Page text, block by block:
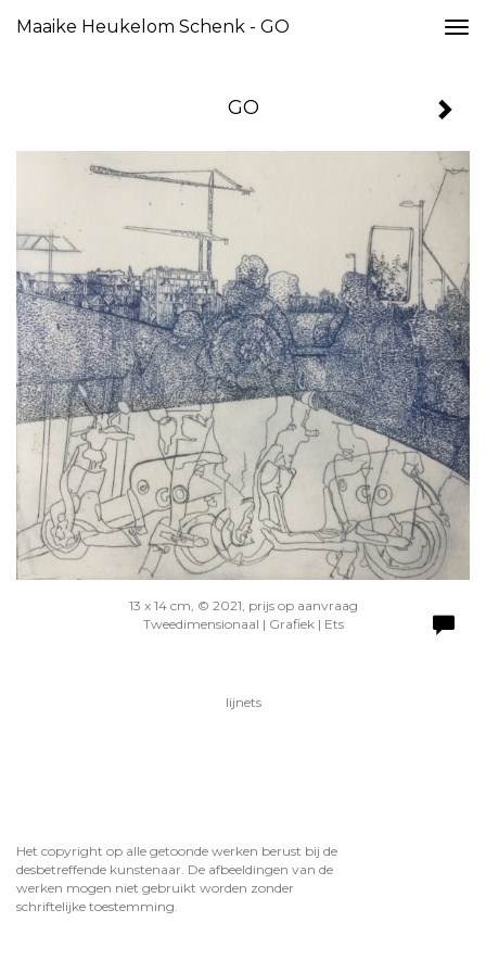
Maaike Heukelom Schenk - GO
GO
13 x 14 cm, © 2021, prijs op aanvraag
Tweedimensionaal | Grafiek | Ets
lijnets
Het copyright op alle getoonde werken berust bij de
desbetreffende kunstenaar. De afbeeldingen van de
werken mogen niet gebruikt worden zonder
schriftelijke toestemming.